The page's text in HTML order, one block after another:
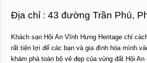
Địa chỉ : 43 đường Trần Phú,
Khách sạn Hội An Vĩnh Hưng Heritage chỉ
rất tiện lợi để các bạn và gia đình hòa mình
khám phá toàn bộ vẻ đẹp của vùng đất Hội